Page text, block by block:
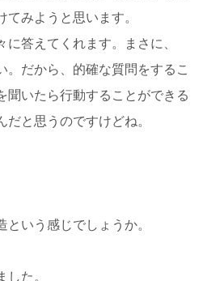
みようと思います。
に答えてくれます。まさに、
。だから、的確な質問をするこ
聞いたら行動することができる
と思うのですけどね。
いう感じでしょうか。
た。